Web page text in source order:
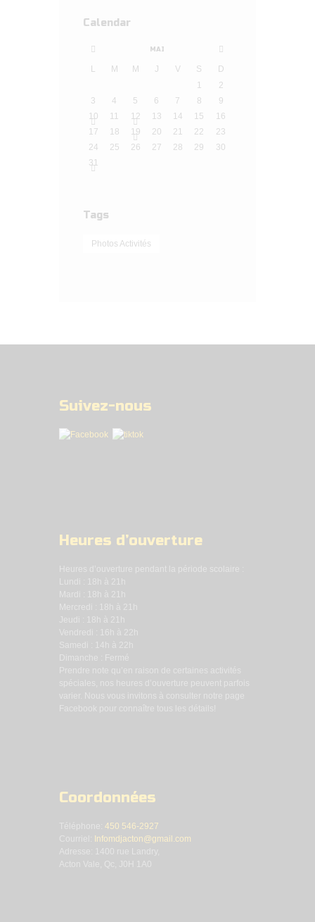
Calendar
MAI
L M M J V S
D
1
2
3
4 5 6 7 8
9
10
11 12 13 14 15
16
17
18 19 20 21 22
23
24
25 26 27 28 29
30
31
Tags
Photos Activités
Suivez-nous
Heures d’ouverture
Heures d’ouverture pendant la période scolaire :
Mercredi : 18h à 21h
Jeudi : 18h à 21h
Vendredi : 16h à 22h
Samedi : 14h à 22h
Dimanche : Fermé
Prendre note qu’en raison de certaines activités
spéciales, nos heures d’ouverture peuvent parfois
varier. Nous vous invitons à consulter notre page
Facebook pour connaître tous les détails!
Coordonnées
Téléphone: 450 546-2927
Courriel: Infomdjacton@gmail.com
Adresse: 1400 rue Landry,
Acton Vale, Qc, J0H 1A0